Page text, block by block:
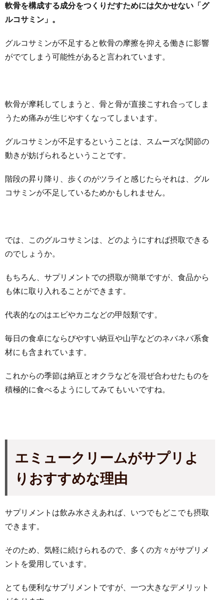
軟骨を構成する成分をつくりだすためには欠かせない「グ
ルコサミン」。
グルコサミンが不足すると軟骨の摩擦を抑える働きに影響
がでてしまう可能性があると言われています。
軟骨が摩耗してしまうと、骨と骨が直接こすれ合ってしま
うため痛みが生じやすくなってしまいます。
グルコサミンが不足するということは、スムーズな関節の
動きが妨げられるということです。
階段の昇り降り、歩くのがツライと感じたらそれは、グル
コサミンが不足しているためかもしれません。
では、このグルコサミンは、どのようにすれば摂取できる
のでしょうか。
もちろん、サプリメントでの摂取が簡単ですが、食品から
も体に取り入れることができます。
代表的なのはエビやカニなどの甲殻類です。
毎日の食卓にならびやすい納豆や山芋などのネバネバ系食
材にも含まれています。
これからの季節は納豆とオクラなどを混ぜ合わせたものを
積極的に食べるようにしてみてもいいですね。
エミュークリームがサプリよ
りおすすめな理由
サプリメントは飲み水さえあれば、いつでもどこでも摂取
できます。
そのため、気軽に続けられるので、多くの方々がサプリメ
ントを愛用しています。
とても便利なサプリメントですが、一つ大きなデメリット